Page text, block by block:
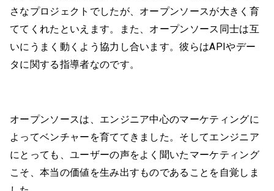
さなプロジェクトでしたが、オープンソースが大きく育
ててくれたといえます。また、オープンソース同士は互
いにうまく動くよう協力し合います。彼らはAPIやデー
タに関する指導者なのです。
オープンソースは、エンジニア中心のマーケティングに
よってベンチャーを育ててきました。そしてエンジニア
にとっても、ユーザーの声をよく聞いたマーケティング
こそ、本当の価値を生み出すものであることを自覚しま